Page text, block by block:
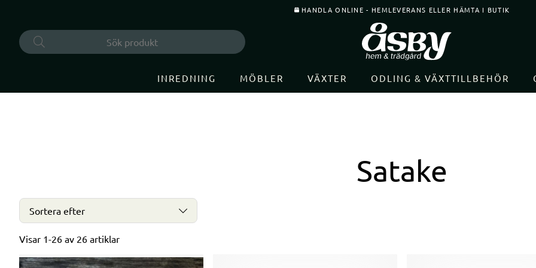
HANDLA ONLINE - HEMLEVERANS ELLER HÄMTA I BUTIK
INREDNING MÖBLER VÄXTER ODLING & VÄXTTILLBEHÖR
Satake
Sortera efter
Visar 1-26 av 26 artiklar
Produkter